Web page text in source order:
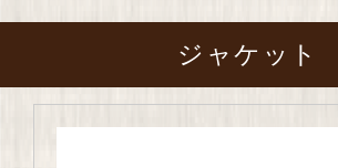
ジャケット